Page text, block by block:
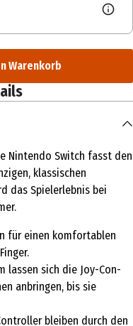
Warenkorb
Nintendo Switch fasst den
klassischen
das Spielerlebnis bei
für einen komfortablen
lassen sich die Joy-Con-
anbringen, bis sie
bleiben durch den